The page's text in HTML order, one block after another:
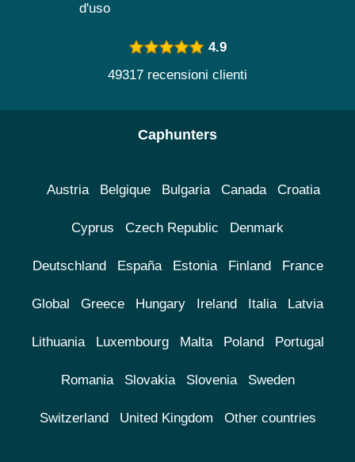
d'uso
4.9
49317 recensioni clienti
Caphunters
Austria Belgique Bulgaria Canada Croatia
Cyprus Czech Republic Denmark
Deutschland España Estonia Finland France
Global Greece Hungary Ireland Italia Latvia
Lithuania Luxembourg Malta Poland Portugal
Romania Slovakia Slovenia Sweden
Switzerland United Kingdom Other countries